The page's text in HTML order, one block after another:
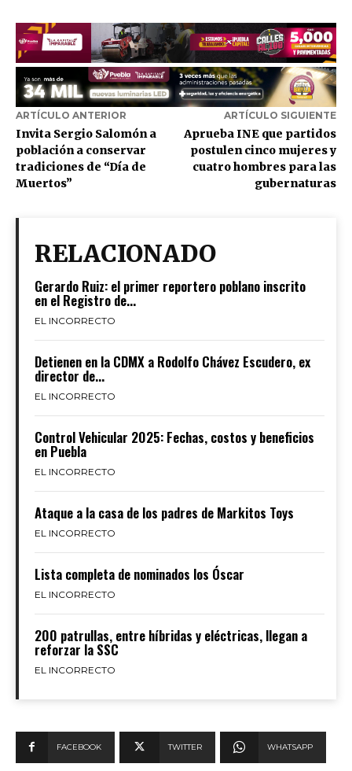
ARTÍCULO ANTERIOR
Invita Sergio Salomón a
población a conservar
tradiciones de “Día de
Muertos”
ARTÍCULO SIGUIENTE
Aprueba INE que partidos
postulen cinco mujeres y
cuatro hombres para las
gubernaturas
RELACIONADO
Gerardo Ruiz: el primer reportero poblano inscrito
en el Registro de...
EL INCORRECTO
Detienen en la CDMX a Rodolfo Chávez Escudero, ex
director de...
EL INCORRECTO
Control Vehicular 2025: Fechas, costos y beneficios
en Puebla
EL INCORRECTO
Ataque a la casa de los padres de Markitos Toys
EL INCORRECTO
Lista completa de nominados los Óscar
EL INCORRECTO
200 patrullas, entre híbridas y eléctricas, llegan a
reforzar la SSC
EL INCORRECTO
FACEBOOK TWITTER WHATSAPP